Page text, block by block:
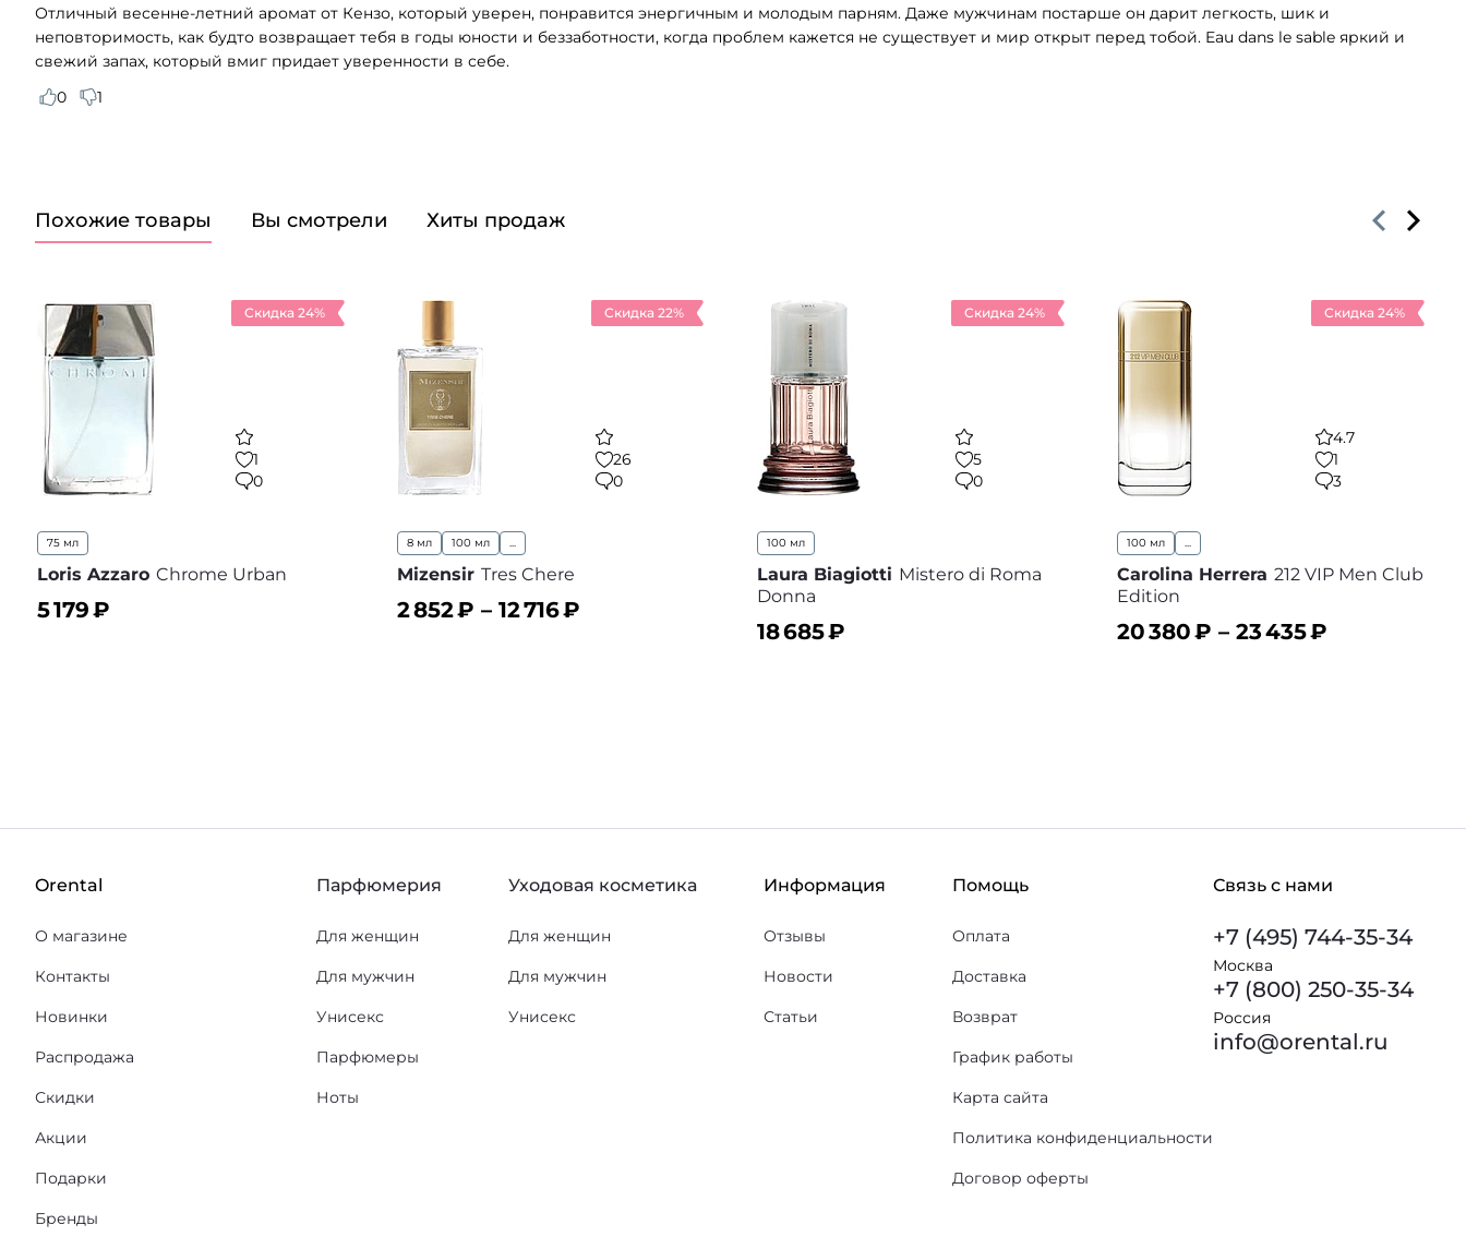
Отличный весенне-летний аромат от Кензо, который уверен, понравится энергичным и молодым парням. Даже мужчинам постарше он дарит легкость, шик и
неповторимость, как будто возвращает тебя в годы юности и беззаботности, когда проблем кажется не существует и мир открыт перед тобой. Eau dans le sable яркий и
свежий запах, который вмиг придает уверенности в себе.
0
1
Похожие товары Вы смотрели Хиты продаж
Скидка 24%
1
0
75 мл
Loris Azzaro Chrome Urban
5 179₽
Скидка 22%
26
0
8 мл 100 мл ...
Mizensir Tres Chere
2 852₽ – 12 716₽
Скидка 24%
5
0
100 мл
Laura Biagiotti Mistero di Roma
Donna
18 685₽
Скидка 24%
4.7
1
3
100 мл ...
Carolina Herrera 212 VIP Men Club
Edition
20 380₽ – 23 435₽
Orental
О магазине
Контакты
Новинки
Распродажа
Скидки
Акции
Подарки
Бренды
Парфюмерия
Для женщин
Для мужчин
Унисекс
Парфюмеры
Ноты
Уходовая косметика
Для женщин
Для мужчин
Унисекс
Информация
Отзывы
Новости
Статьи
Помощь
Оплата
Доставка
Возврат
График работы
Карта сайта
Политика конфиденциальности
Договор оферты
Связь с нами
+7 (495) 744-35-34
Москва
+7 (800) 250-35-34
Россия
info@orental.ru